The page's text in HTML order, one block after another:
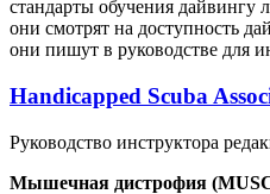
стандарты обучения дайвингу
они смотрят на доступность
они пишут в руководстве для
Handicapped Scuba
Руководство инструктора
Мышечная дистрофия